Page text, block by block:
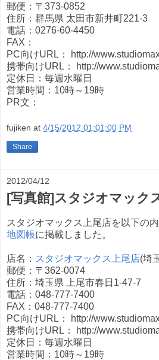
郵便：〒373-0852
住所：群馬県 太田市新井町221-3
電話：0276-60-4450
FAX：
PC向けURL： http://
携帯向けURL： http://
定休日：毎週水曜日
営業時間：10時～19時
PR文：
fujiken at 4/15/2012 01:01:00 PM
Share
2012/04/12
[写真館]スタジオマック
スタジオマックス上尾店を以下の
地図帳に掲載しました。
店名： スタジオマックス上尾店(埼
郵便：〒362-0074
住所：埼玉県 上尾市春日1-47-7
電話：048-777-7400
FAX：048-777-7400
PC向けURL： http://
携帯向けURL： http://
定休日：毎週水曜日
営業時間：10時～19時